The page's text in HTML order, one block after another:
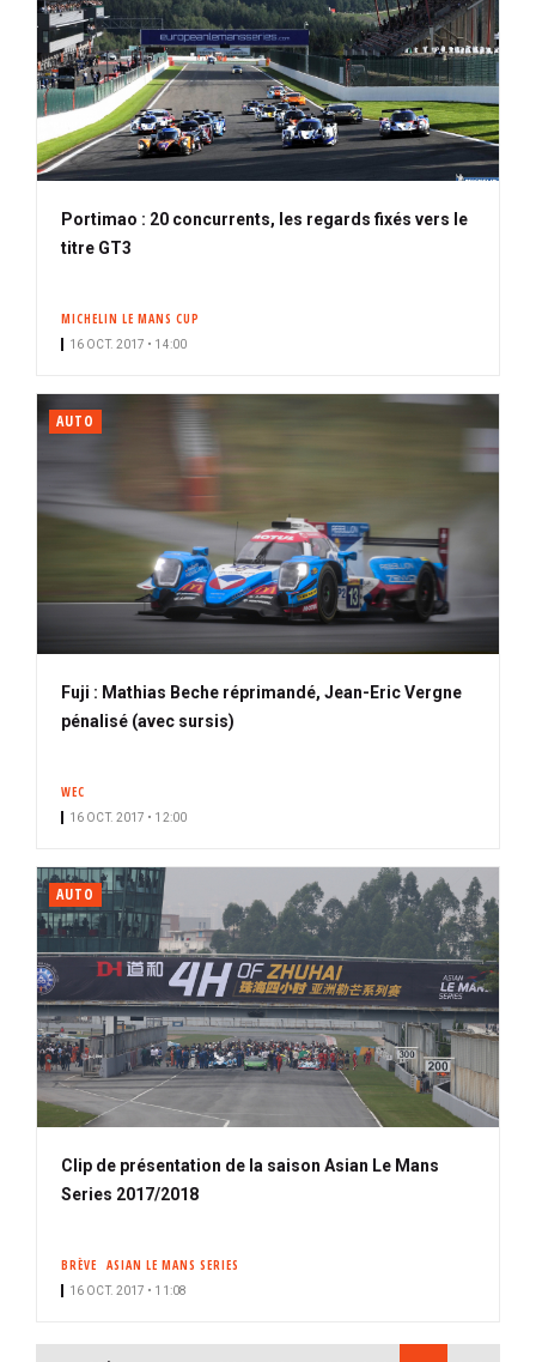
Portimao : 20 concurrents, les regards fixés vers le
titre GT3
MICHELIN LE MANS CUP
16 OCT. 2017 • 14:00
AUTO
Fuji : Mathias Beche réprimandé, Jean-Eric Vergne
pénalisé (avec sursis)
WEC
16 OCT. 2017 • 12:00
AUTO
Clip de présentation de la saison Asian Le Mans
Series 2017/2018
BRÈVE ASIAN LE MANS SERIES
16 OCT. 2017 • 11:08